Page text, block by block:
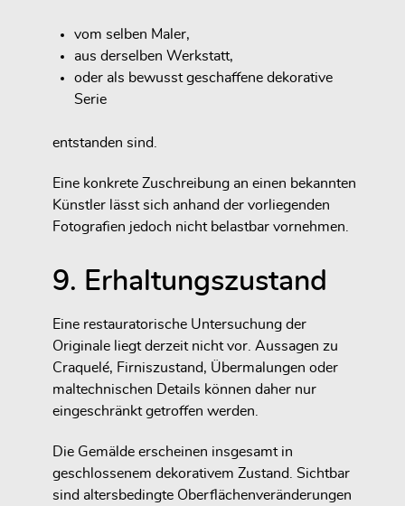
vom selben Maler,
aus derselben Werkstatt,
oder als bewusst geschaffene dekorative
Serie
entstanden sind.
Eine konkrete Zuschreibung an einen bekannten
Künstler lässt sich anhand der vorliegenden
Fotografien jedoch nicht belastbar vornehmen.
9. Erhaltungszustand
Eine restauratorische Untersuchung der
Originale liegt derzeit nicht vor. Aussagen zu
Craquelé, Firniszustand, Übermalungen oder
maltechnischen Details können daher nur
eingeschränkt getroffen werden.
Die Gemälde erscheinen insgesamt in
geschlossenem dekorativem Zustand. Sichtbar
sind altersbedingte Oberflächenveränderungen